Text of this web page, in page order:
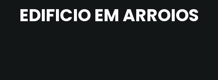
EDIFICIO EM ARROIOS